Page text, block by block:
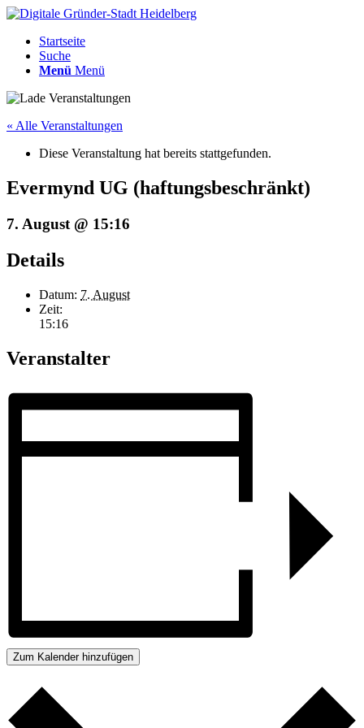
Startseite
Suche
Menü Menü
« Alle Veranstaltungen
Diese Veranstaltung hat bereits stattgefunden.
Evermynd UG (haftungsbeschränkt)
7. August @ 15:16
Details
Datum: 7. August
Zeit:
15:16
Veranstalter
Zum Kalender hinzufügen